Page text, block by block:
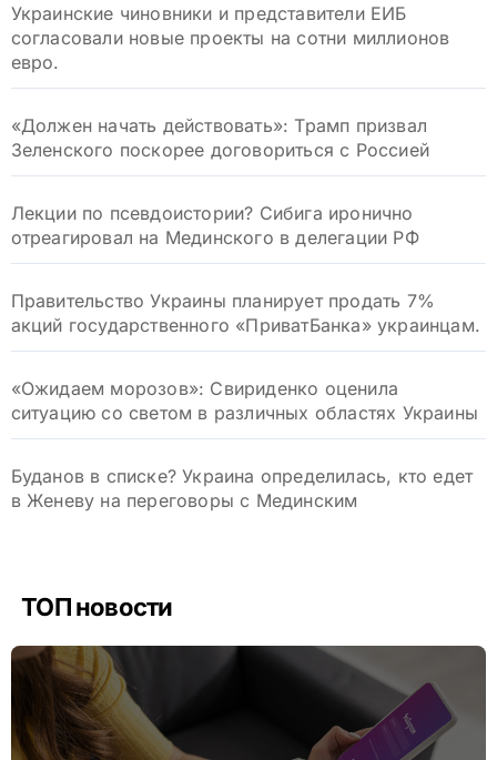
Украинские чиновники и представители ЕИБ
согласовали новые проекты на сотни миллионов
евро.
«Должен начать действовать»: Трамп призвал
Зеленского поскорее договориться с Россией
Лекции по псевдоистории? Сибига иронично
отреагировал на Мединского в делегации РФ
Правительство Украины планирует продать 7%
акций государственного «ПриватБанка» украинцам.
«Ожидаем морозов»: Свириденко оценила
ситуацию со светом в различных областях Украины
Буданов в списке? Украина определилась, кто едет
в Женеву на переговоры с Мединским
ТОП новости